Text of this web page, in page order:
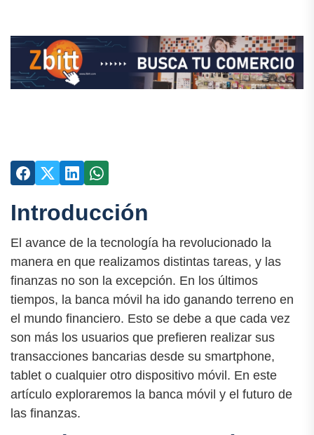
Introducción
El avance de la tecnología ha revolucionado la
manera en que realizamos distintas tareas, y las
finanzas no son la excepción. En los últimos
tiempos, la banca móvil ha ido ganando terreno en
el mundo financiero. Esto se debe a que cada vez
son más los usuarios que prefieren realizar sus
transacciones bancarias desde su smartphone,
tablet o cualquier otro dispositivo móvil. En este
artículo exploraremos la banca móvil y el futuro de
las finanzas.